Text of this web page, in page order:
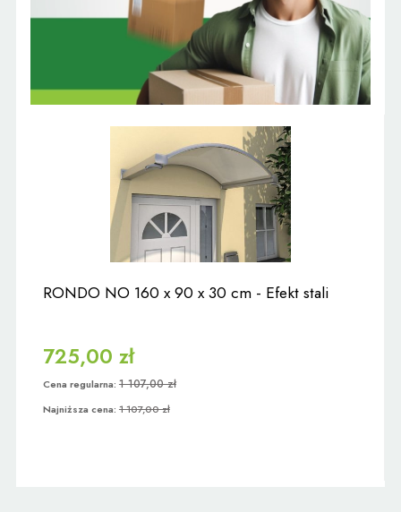
RONDO NO 160 x 90 x 30 cm - Efekt stali
725,00 zł
Cena regularna: 1 107,00 zł
Najniższa cena: 1 107,00 zł